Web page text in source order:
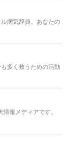
病気辞典。あなたの
多く救うための活動
報メディアです。